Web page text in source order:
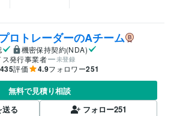
ロトレーダーのAチーム
機密保持契約(NDA)
ス発行事業者
未登録
435評価 4.9フォロワー251
無料で見積り相談
送る
フォロー251